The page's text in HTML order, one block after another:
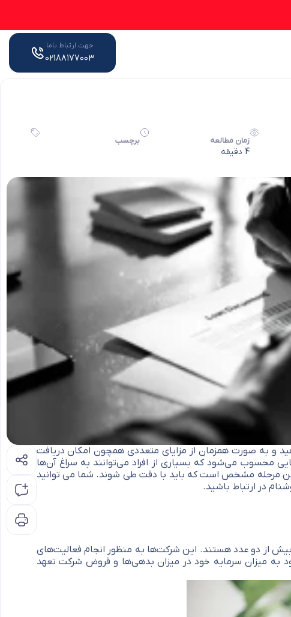
جهت ارتباط باما
021۸۸۱۷۷۰۰۳
زمان مطالعه
4 دقیقه
برچسب
و به صورت همزمان از مزایای متعددی همچون امکان دریافت
محسوب می‌شود که بسیاری از افراد می‌توانند به سراغ آن‌ها
مرحله مشخص است که باید با دقت طی شوند. شما می توانید
در ارتباط باشید.
از دو عدد هستند. این شرکت‌ها به منظور انجام فعالیت‌های
به میزان سرمایه خود در میزان بدهی‌ها و قروض شرکت تعهد